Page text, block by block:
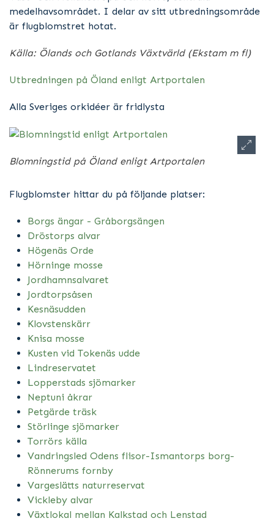
medelhavsområdet. I delar av sitt utbredningsområde
är flugblomstret hotat.
Källa: Ölands och Gotlands Växtvärld (Ekstam m fl)
Utbredningen på Öland enligt Artportalen
Alla Sveriges orkidéer är fridlysta
Blomningstid på Öland enligt Artportalen
Flugblomster hittar du på följande platser:
Borgs ängar - Gråborgsängen
Dröstorps alvar
Högenäs Orde
Hörninge mosse
Jordhamnsalvaret
Jordtorpsåsen
Kesnäsudden
Klovstenskärr
Knisa mosse
Kusten vid Tokenäs udde
Lindreservatet
Lopperstads sjömarker
Neptuni åkrar
Petgärde träsk
Störlinge sjömarker
Torrörs källa
Vandringsled Odens flisor-Ismantorps borg-
Rönnerums fornby
Vargeslätts naturreservat
Vickleby alvar
Växtlokal mellan Kalkstad och Lenstad